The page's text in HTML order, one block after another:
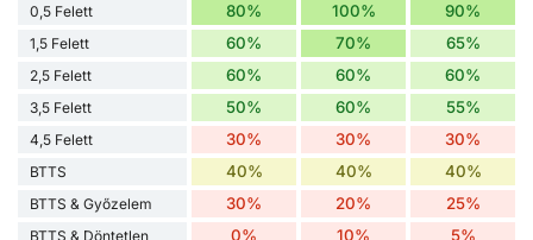
0,5 Felett
80% 100% 90%
1,5 Felett 60% 70% 65%
2,5 Felett 60% 60% 60%
3,5 Felett 50% 60% 55%
4,5 Felett 30% 30% 30%
BTTS 40% 40% 40%
BTTS & Győzelem 30% 20% 25%
BTTS & Döntetlen 0% 10% 5%